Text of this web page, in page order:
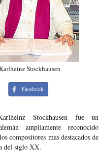
Stockhausen
Facebook
Stockhausen fue un
ampliamente reconocido
compositores mas destacados de
del siglo XX.